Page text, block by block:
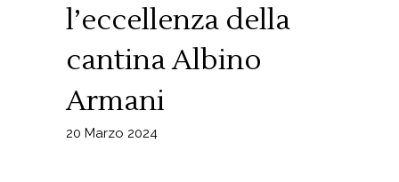
l’eccellenza della
cantina Albino
Armani
20 Marzo 2024